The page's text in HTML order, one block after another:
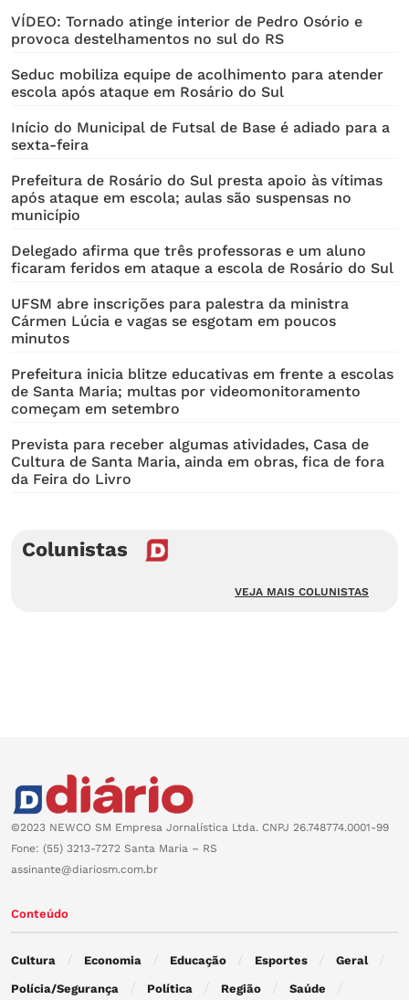
VÍDEO: Tornado atinge interior de Pedro Osório e
provoca destelhamentos no sul do RS
Seduc mobiliza equipe de acolhimento para atender
escola após ataque em Rosário do Sul
Início do Municipal de Futsal de Base é adiado para a
sexta-feira
Prefeitura de Rosário do Sul presta apoio às vítimas
após ataque em escola; aulas são suspensas no
município
Delegado afirma que três professoras e um aluno
ficaram feridos em ataque a escola de Rosário do Sul
UFSM abre inscrições para palestra da ministra
Cármen Lúcia e vagas se esgotam em poucos
minutos
Prefeitura inicia blitze educativas em frente a escolas
de Santa Maria; multas por videomonitoramento
começam em setembro
Prevista para receber algumas atividades, Casa de
Cultura de Santa Maria, ainda em obras, fica de fora
da Feira do Livro
Colunistas
VEJA MAIS COLUNISTAS
©2023 NEWCO SM Empresa Jornalística Ltda. CNPJ 26.748774.0001-99
Fone: (55) 3213-7272 Santa Maria – RS
assinante@diariosm.com.br
Conteúdo
Cultura Economia Educação Esportes Geral
Polícia/Segurança Política Região Saúde